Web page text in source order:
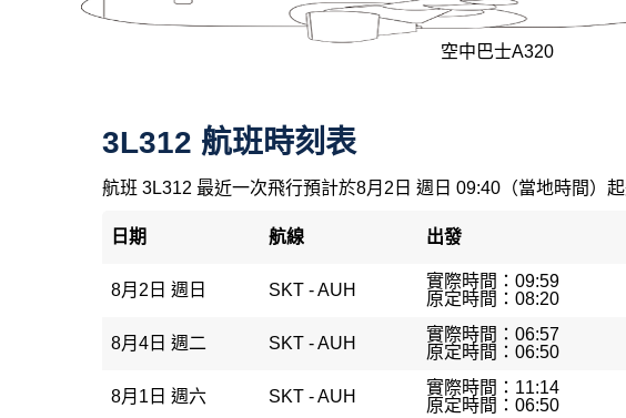
空中巴士A320
3L312 航班時刻表
航班 3L312 最近一次飛行預計於8月2日 週日 09:40（當地時間）
日期 航線 出發
8月2日 週日 SKT - AUH
實際時間：09:59
原定時間：08:20
8月4日 週二 SKT - AUH
實際時間：06:57
原定時間：06:50
8月1日 週六 SKT - AUH
實際時間：11:14
原定時間：06:50